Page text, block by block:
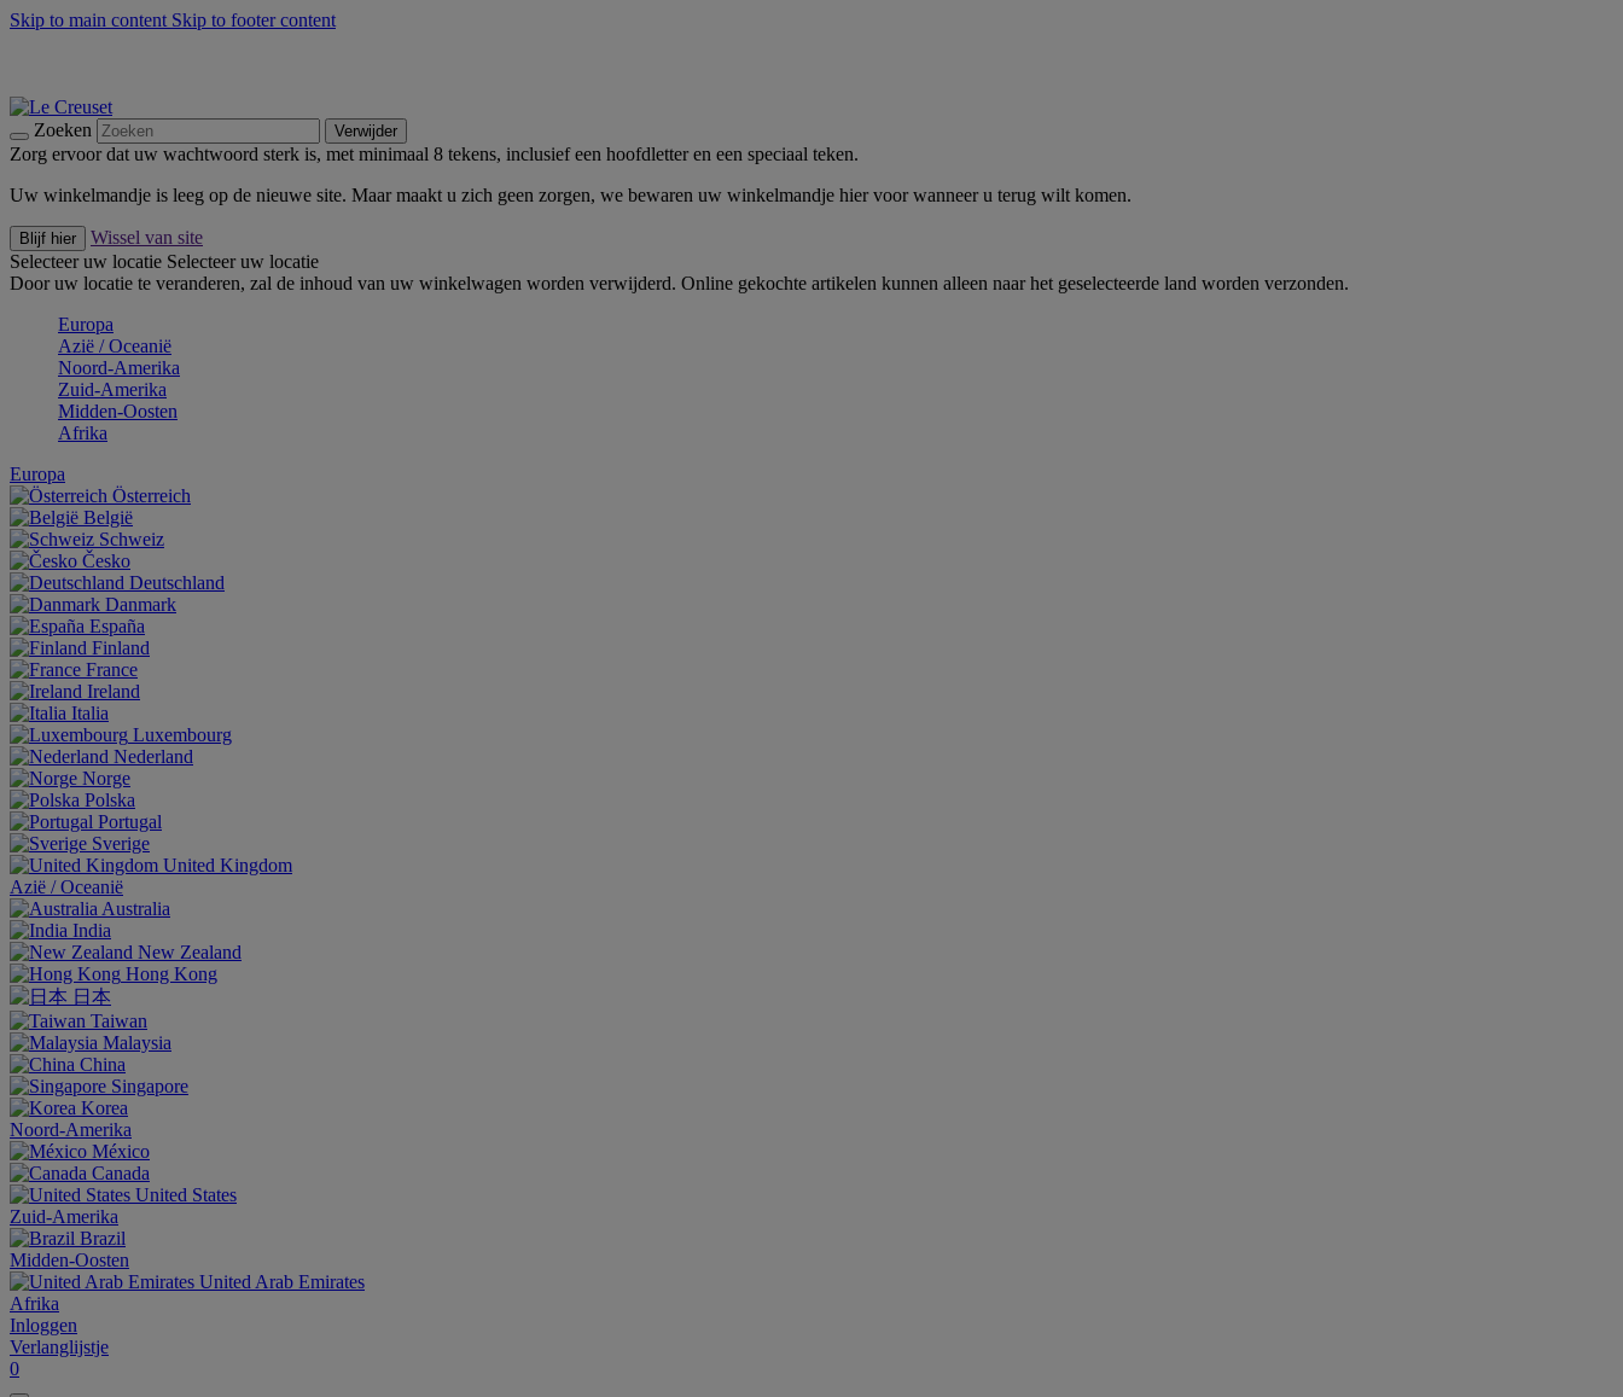
Skip to main content Skip to footer content
Zoeken Verwijder
Zorg ervoor dat uw wachtwoord sterk is, met minimaal 8 tekens, inclusief een hoofdletter en een speciaal teken.
Uw winkelmandje is leeg op de nieuwe site. Maar maakt u zich geen zorgen, we bewaren uw winkelmandje hier voor wanneer u terug wilt komen.
Blijf hier
Wissel van site
Selecteer uw locatie Selecteer uw locatie
Door uw locatie te veranderen, zal de inhoud van uw winkelwagen worden verwijderd. Online gekochte artikelen kunnen alleen naar het geselecteerde land worden verzonden.
Europa
Aziё / Oceaniё
Noord-Amerika
Zuid-Amerika
Midden-Oosten
Afrika
Europa
Österreich
België
Schweiz
Česko
Deutschland
Danmark
España
Finland
France
Ireland
Italia
Luxembourg
Nederland
Norge
Polska
Portugal
Sverige
United Kingdom
Aziё / Oceaniё
Australia
India
New Zealand
Hong Kong
日本
Taiwan
Malaysia
China
Singapore
Korea
Noord-Amerika
México
Canada
United States
Zuid-Amerika
Brazil
Midden-Oosten
United Arab Emirates
Afrika
Inloggen
Verlanglijstje
0